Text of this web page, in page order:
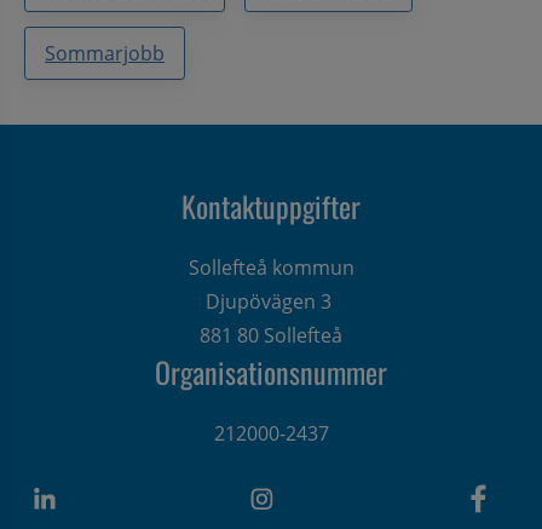
Sommarjobb
Kontaktuppgifter
Sollefteå kommun
Djupövägen 3
881 80 Sollefteå
Organisationsnummer
212000-2437